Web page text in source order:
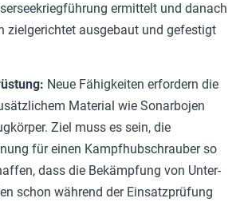
ermittelt und danach
zielgerichtet ausgebaut und gefestigt
Neue Fähigkeiten erfordern die
Material wie Sonarbojen
Ziel muss es sein, die
für einen Kampfhubschrauber so
dass die Bekämpfung von Unter-
schon während der Einsatzprüfung